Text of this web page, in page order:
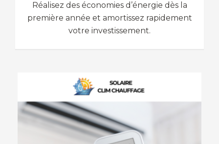
Réalisez des économies d’énergie dès la
première année et amortissez rapidement
votre investissement.